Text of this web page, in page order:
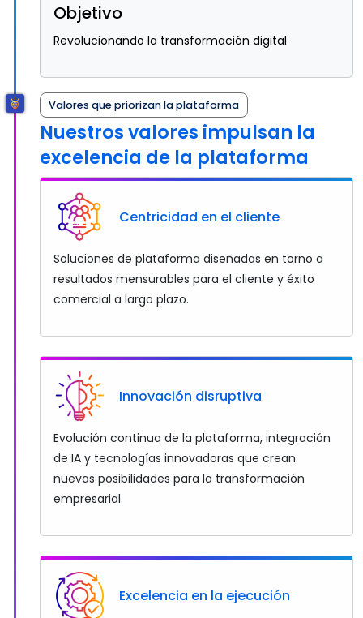
Objetivo
Revolucionando la transformación digital
Valores que priorizan la plataforma
Nuestros valores impulsan la
excelencia de la plataforma
Centricidad en el cliente
Soluciones de plataforma diseñadas en torno a
resultados mensurables para el cliente y éxito
comercial a largo plazo.
Innovación disruptiva
Evolución continua de la plataforma, integración
de IA y tecnologías innovadoras que crean
nuevas posibilidades para la transformación
empresarial.
Excelencia en la ejecución